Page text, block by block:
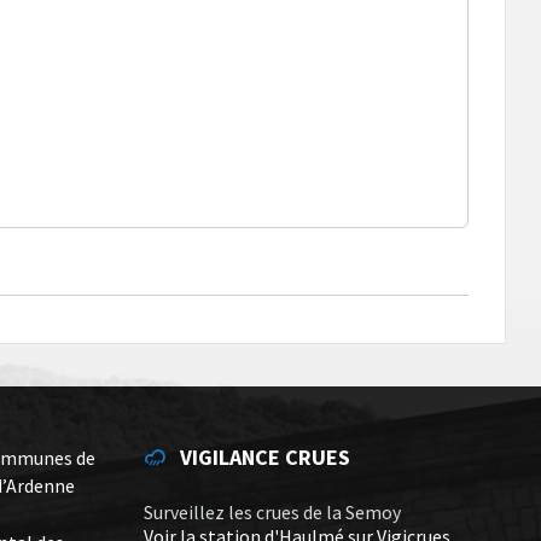
de
VIGILANCE CRUES
Surveillez les crues de la Semoy